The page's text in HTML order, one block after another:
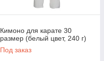
Кимоно для карате 30
размер (белый цвет, 240 г)
Под заказ